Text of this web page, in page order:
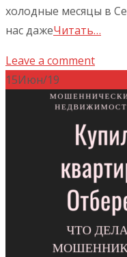
холодные месяцы в
нас дажеЧитать…
Leave a comment
15Июн/19